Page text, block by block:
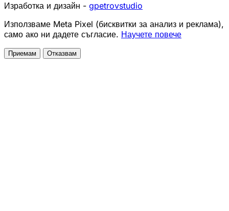
Изработка и дизайн - gpetrovstudio
Използваме Meta Pixel (бисквитки за анализ и реклама),
само ако ни дадете съгласие. Научете повече
Приемам Отказвам